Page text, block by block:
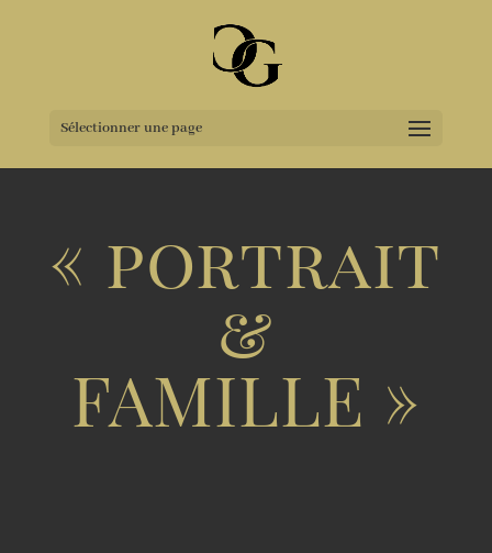
Sélectionner une page
« portrait
&
FAMILLE »